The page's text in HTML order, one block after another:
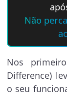
Não
Nos
Difference)
o seu